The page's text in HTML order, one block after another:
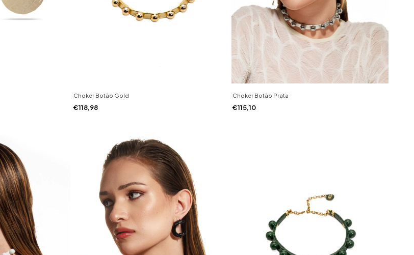
Choker Botão Gold
€118,98
Choker Botão Prata
€115,10